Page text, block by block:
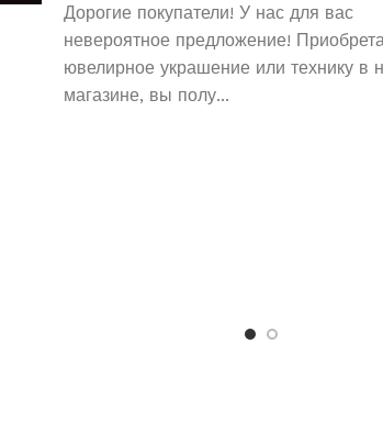
Дорогие покупатели! У нас для вас
невероятное предложение!
ювелирное украшение или технику в
магазине, вы полу...